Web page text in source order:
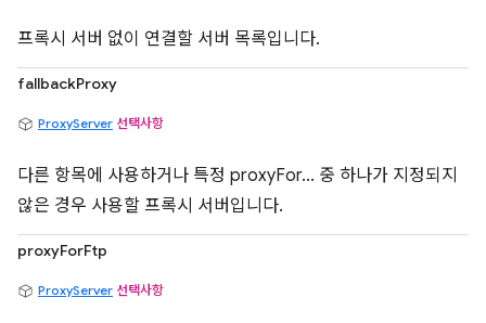
프록시 서버 없이 연결할 서버 목록입니다.
fallbackProxy
ProxyServer 선택사항
다른 항목에 사용하거나 특정 proxyFor... 중 하나가 지정되지
않은 경우 사용할 프록시 서버입니다.
proxyForFtp
ProxyServer 선택사항